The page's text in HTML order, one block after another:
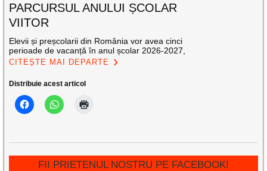
PARCURSUL ANULUI ȘCOLAR
VIITOR
Elevii și preșcolarii din România vor avea cinci
perioade de vacanță în anul școlar 2026-2027,
CITEȘTE MAI DEPARTE
Distribuie acest articol
FII PRIETENUL NOSTRU PE FACEBOOK!